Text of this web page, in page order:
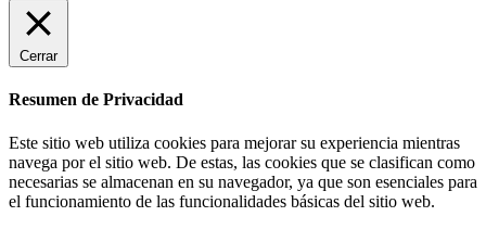
Cerrar
Resumen de Privacidad
Este sitio web utiliza cookies para mejorar su experiencia mientras
navega por el sitio web. De estas, las cookies que se clasifican como
necesarias se almacenan en su navegador, ya que son esenciales para
el funcionamiento de las funcionalidades básicas del sitio web.